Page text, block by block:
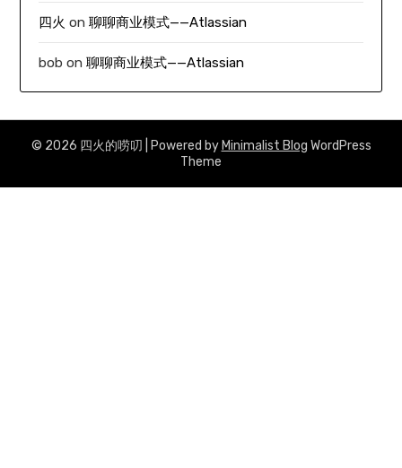
四火 on聊聊商业模式——Atlassian
bob on聊聊商业模式——Atlassian
© 2026 四火的唠叨 | Powered by Minimalist Blog WordPress
Theme